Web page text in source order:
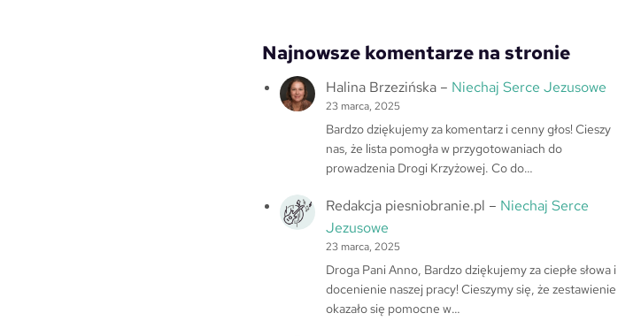
Najnowsze komentarze na stronie
Halina Brzezińska – Niechaj Serce Jezusowe
23 marca, 2025
Bardzo dziękujemy za komentarz i cenny głos! Cieszy
nas, że lista pomogła w przygotowaniach do
prowadzenia Drogi Krzyżowej. Co do…
Redakcja piesniobranie.pl – Niechaj Serce
Jezusowe
23 marca, 2025
Droga Pani Anno, Bardzo dziękujemy za ciepłe słowa i
docenienie naszej pracy! Cieszymy się, że zestawienie
okazało się pomocne w…